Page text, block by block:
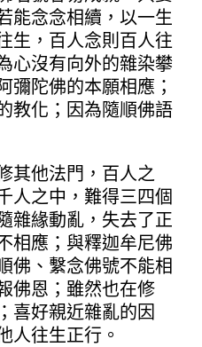
能念念相續，以一生
生，百人念則百人往
心沒有向外的雜染攀
彌陀佛的本願相應；
教化；因為隨順佛語
他法門，百人之
人之中，難得三四個
雜緣動亂，失去了正
相應；與釋迦牟尼佛
佛、繫念佛號不能相
佛恩；雖然也在修
喜好親近雜亂的因
人往生正行。